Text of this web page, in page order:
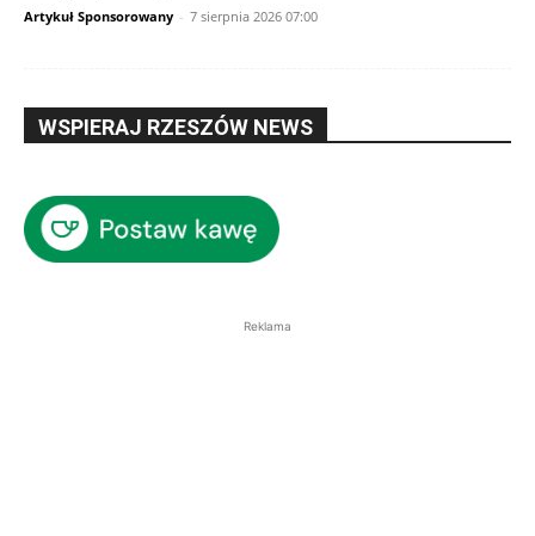
Artykuł Sponsorowany - 7 sierpnia 2026 07:00
WSPIERAJ RZESZÓW NEWS
Reklama